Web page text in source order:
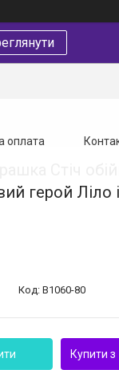
оплата
герой Ліло і
Код: B1060-80
Купити з